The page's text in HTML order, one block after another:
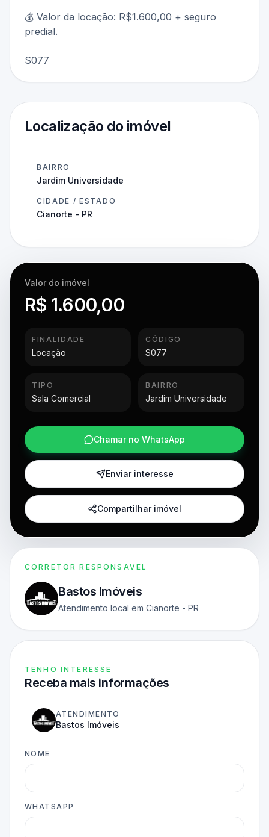
💰 Valor da locação: R$1.600,00 + seguro
predial.
S077
Localização do imóvel
BAIRRO
Jardim Universidade
CIDADE / ESTADO
Cianorte - PR
Valor do imóvel
R$ 1.600,00
FINALIDADE
Locação
CÓDIGO
S077
TIPO
Sala Comercial
BAIRRO
Jardim Universidade
Chamar no WhatsApp
Enviar interesse
Compartilhar imóvel
CORRETOR RESPONSAVEL
Bastos Imóveis
Atendimento local em Cianorte - PR
TENHO INTERESSE
Receba mais informações
ATENDIMENTO
Bastos Imóveis
NOME
WHATSAPP